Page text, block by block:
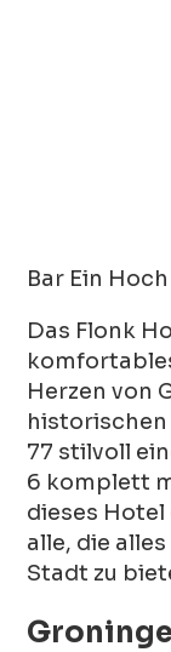
Bar Ein
Das Flonk
Herzen von
77 stilvoll
6 komplett
dieses
alle, die
Stadt zu